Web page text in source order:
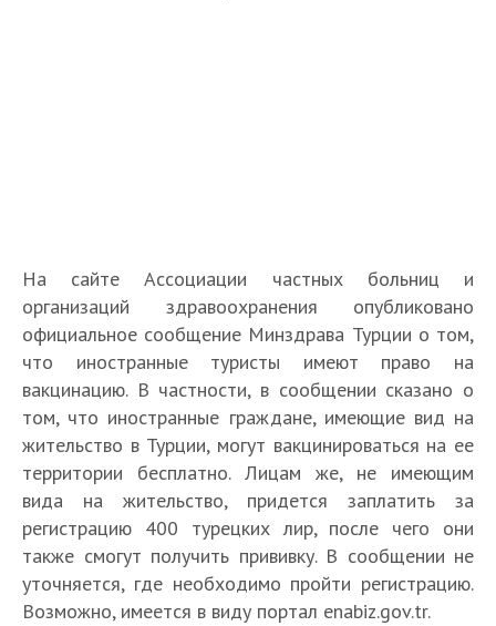
На сайте Ассоциации частных больниц и
организаций здравоохранения опубликовано
официальное сообщение Минздрава Турции о том,
что иностранные туристы имеют право на
вакцинацию. В частности, в сообщении сказано о
том, что иностранные граждане, имеющие вид на
жительство в Турции, могут вакцинироваться на ее
территории бесплатно. Лицам же, не имеющим
вида на жительство, придется заплатить за
регистрацию 400 турецких лир, после чего они
также смогут получить прививку. В сообщении не
уточняется, где необходимо пройти регистрацию.
Возможно, имеется в виду портал enabiz.gov.tr.